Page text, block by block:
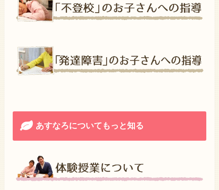
あすなろについてもっと知る